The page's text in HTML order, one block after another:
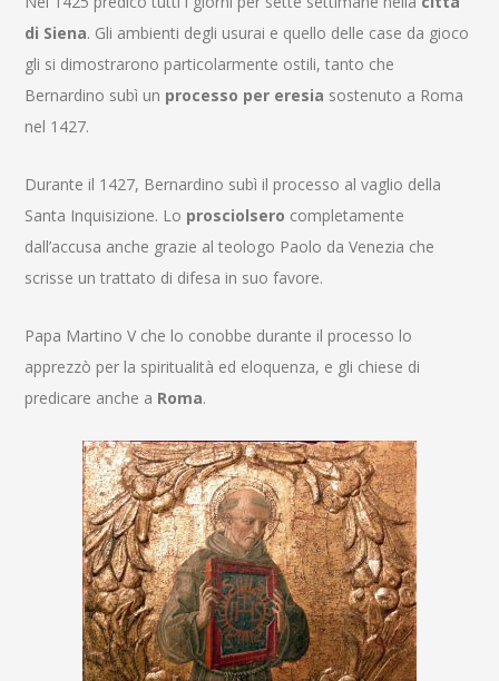
di Siena. Gli ambienti degli usurai e quello delle case da gioco
gli si dimostrarono particolarmente ostili, tanto che
Bernardino subì un processo per eresia sostenuto a Roma
nel 1427.
Durante il 1427, Bernardino subì il processo al vaglio della
Santa Inquisizione. Lo prosciolsero completamente
dall’accusa anche grazie al teologo Paolo da Venezia che
scrisse un trattato di difesa in suo favore.
Papa Martino V che lo conobbe durante il processo lo
apprezzò per la spiritualità ed eloquenza, e gli chiese di
predicare anche a Roma.